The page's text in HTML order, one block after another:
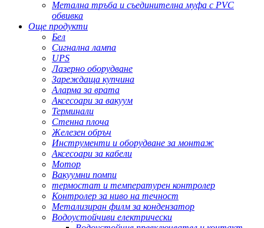
Метална тръба и съединителна муфа с PVC
обвивка
Още продукти
Бел
Сигнална лампа
UPS
Лазерно оборудване
Зареждаща купчина
Аларма за врата
Аксесоари за вакуум
Терминали
Стенна плоча
Железен обръч
Инструменти и оборудване за монтаж
Аксесоари за кабели
Мотор
Вакуумни помпи
термостат и температурен контролер
Контролер за ниво на течност
Метализиран филм за кондензатор
Водоустойчиви електрически